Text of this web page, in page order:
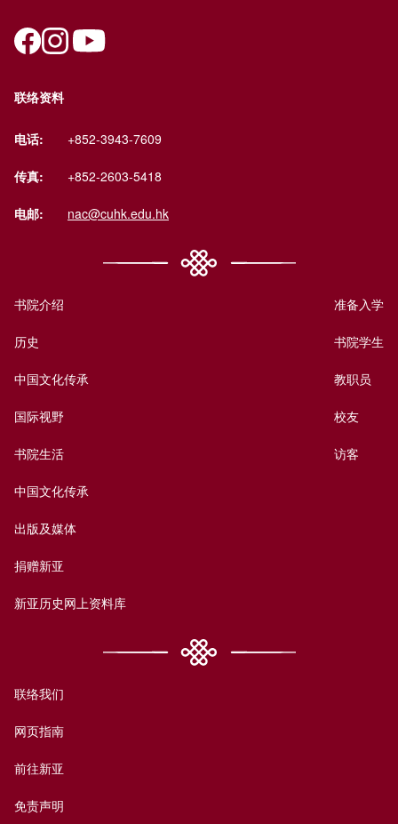
联络资料
电话: +852-3943-7609
传真: +852-2603-5418
电邮: nac@cuhk.edu.hk
书院介绍
历史
中国文化传承
国际视野
书院生活
中国文化传承
出版及媒体
捐赠新亚
新亚历史网上资料库
准备入学
书院学生
教职员
校友
访客
联络我们
网页指南
前往新亚
免责声明